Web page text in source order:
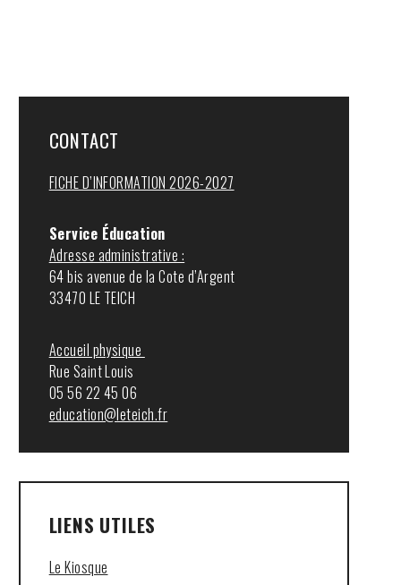
CONTACT
FICHE D’INFORMATION 2026-2027
Service Éducation
Adresse administrative :
64 bis avenue de la Cote d’Argent
33470 LE TEICH
Accueil physique
Rue Saint Louis
05 56 22 45 06
education@leteich.fr
LIENS UTILES
Le Kiosque